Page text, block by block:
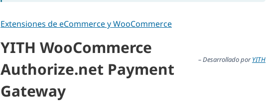
Extensiones de eCommerce y WooCommerce
YITH WooCommerce
Authorize.net Payment
Gateway
– Desarrollado porYITH